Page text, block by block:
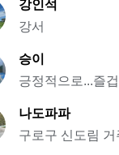
강인석
강서
승이
긍정적으로...즐
나도파파
구로구 신도림 거